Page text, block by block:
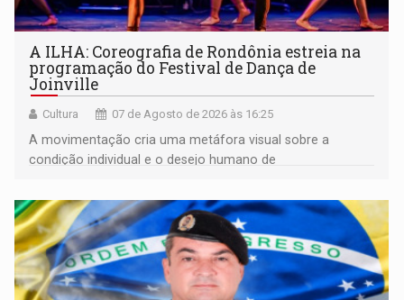
A ILHA: Coreografia de Rondônia estreia na
programação do Festival de Dança de
Joinville
Cultura 07 de Agosto de 2026 às 16:25
A movimentação cria uma metáfora visual sobre a
condição individual e o desejo humano de